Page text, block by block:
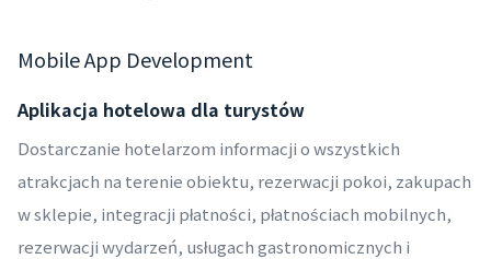
Mobile App Development
Aplikacja hotelowa dla turystów
Dostarczanie hotelarzom informacji o wszystkich
atrakcjach na terenie obiektu, rezerwacji pokoi, zakupach
w sklepie, integracji płatności, płatnościach mobilnych,
rezerwacji wydarzeń, usługach gastronomicznych i